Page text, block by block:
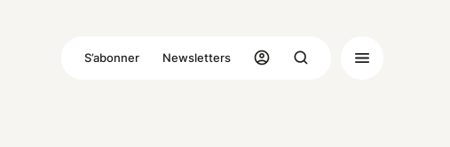
S’abonner Newsletters